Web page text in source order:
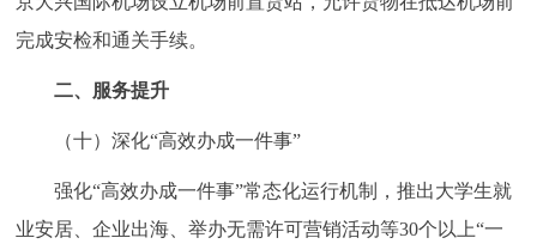
完成安检和通关手续。
二、服务提升
（十）深化“高效办成一件事”
强化“高效办成一件事”常态化运行机制，推出大学生就
业安居、企业出海、举办无需许可营销活动等30个以上“一